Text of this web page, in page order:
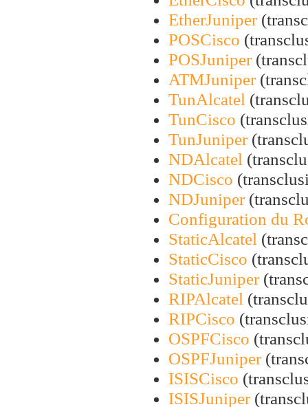
EtherJuniper
POSCisco
POSJuniper
ATMJuniper
TunAlcatel
TunCisco
TunJuniper
NDAlcatel
NDCisco
NDJuniper
Configuration du
StaticAlcatel
StaticCisco
StaticJuniper
RIPAlcatel
RIPCisco
OSPFCisco
OSPFJuniper
ISISCisco
ISISJuniper